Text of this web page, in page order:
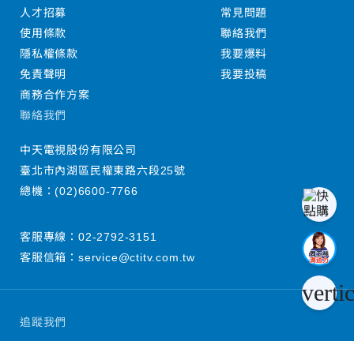
追蹤我們
人才招募
使用條款
隱私權條款
免責聲明
商務合作方案
常見問題
聯絡我們
我要爆料
我要投稿
聯絡我們
中天電視股份有限公司
臺北市內湖區民權東路六段25號
總機：(02)6600-7766
客服專線： 02-2792-3151
客服信箱： service@ctitv.com.tw